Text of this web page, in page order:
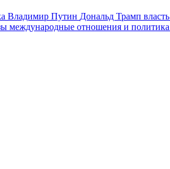
Владимир Путин Дональд Трамп власть
международные отношения и политика